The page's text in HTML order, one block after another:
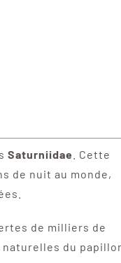
Saturniidae
. Cette
de nuit au monde,
de milliers de
du